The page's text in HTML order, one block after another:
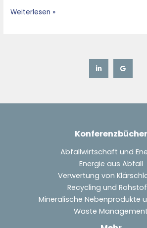
Weiterlesen »
Konferenzbücher
Abfallwirtschaft und
Energie aus Abfall
Verwertung von
Recycling und
Mineralische Nebenprodukte
Waste Management